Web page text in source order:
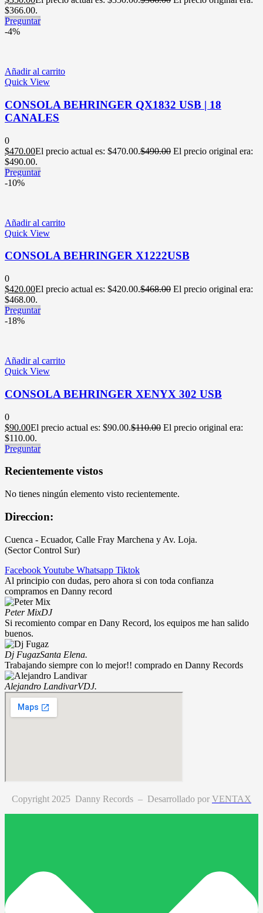
$366.00.
Preguntar
-4%
Añadir al carrito
Quick View
CONSOLA BEHRINGER QX1832 USB | 18
CANALES
0
$470.00El precio actual es: $470.00.$490.00 El precio original era:
$490.00.
Preguntar
-10%
Añadir al carrito
Quick View
CONSOLA BEHRINGER X1222USB
0
$420.00El precio actual es: $420.00.$468.00 El precio original era:
$468.00.
Preguntar
-18%
Añadir al carrito
Quick View
CONSOLA BEHRINGER XENYX 302 USB
0
$90.00El precio actual es: $90.00.$110.00 El precio original era:
$110.00.
Preguntar
Recientemente vistos
No tienes ningún elemento visto recientemente.
Direccion:
Cuenca - Ecuador, Calle Fray Marchena y Av. Loja.
(Sector Control Sur)
FacebookYoutube Whatsapp Tiktok
Al principio con dudas, pero ahora si con toda confianza
compramos en Danny record
Peter MixDJ
Si recomiento compar en Dany Record, los equipos me han salido
buenos.
Dj FugazSanta Elena.
Trabajando siempre con lo mejor!! comprado en Danny Records
Alejandro LandivarVDJ.
Copyright 2025 Danny Records – Desarrollado por VENTAX